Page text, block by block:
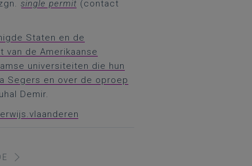
single permit (contact
Staten en de
van de Amerikaanse
universiteiten die hun
Segers en over de oproep
Demir.